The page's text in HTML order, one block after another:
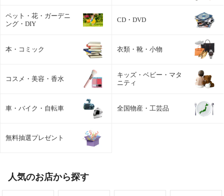
ペット・花・ガーデニ
ング・DIY
CD・DVD
本・コミック 衣類・靴・小物
コスメ・美容・香水
キッズ・ベビー・マタ
ニティ
車・バイク・自転車 全国物産・工芸品
無料抽選プレゼント
人気のお店から探す